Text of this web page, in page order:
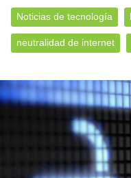
Noticias de tecnología
neutralidad de internet